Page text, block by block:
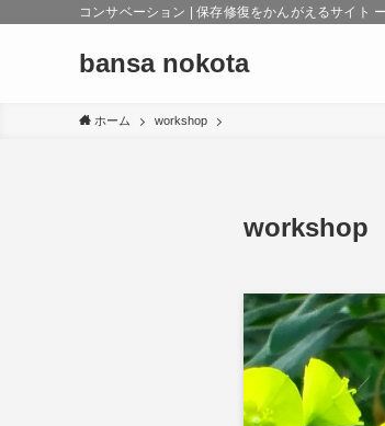
コンサベーション | 保存修復をかんがえるサイト
bansa nokota
ホーム workshop
workshop